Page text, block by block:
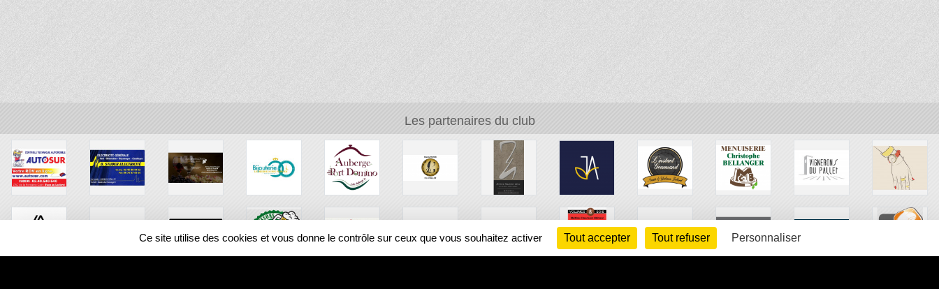
Les partenaires du club
Ce site utilise des cookies et vous donne le contrôle sur ceux que vous souhaitez activer Tout accepter Tout refuser Personnaliser